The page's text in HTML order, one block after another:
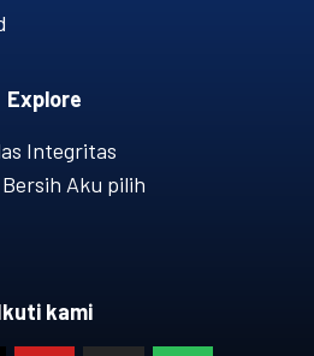
Explore
Integritas
Aku pilih
kami